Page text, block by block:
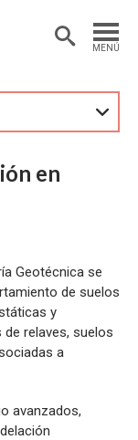
MENÚ
en
Geotécnica se
de suelos
y
relaves, suelos
a
avanzados,